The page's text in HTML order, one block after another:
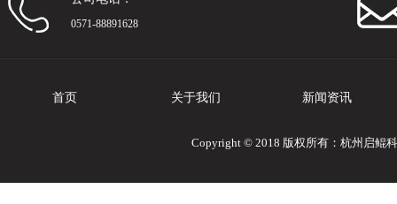
0571-88891628
首页 关于我们 新闻资讯
Copyright © 2018 版权所有：杭州启鲲